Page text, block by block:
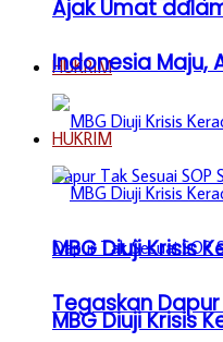
HUKRIM
MBG Diuji Krisis
Tegaskan Dapur
Ajak Umat
Indonesia Maju,
HUKRIM
MBG Diuji Krisis